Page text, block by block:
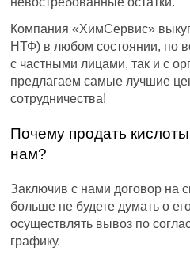
Компания «ХимСервис»
НТФ) в любом состоянии, по
с частными лицами, так и с
предлагаем самые лучшие
сотрудничества!
Почему продать
нам?
Заключив с нами договор на
больше не будете думать о
осуществлять вывоз по
графику.